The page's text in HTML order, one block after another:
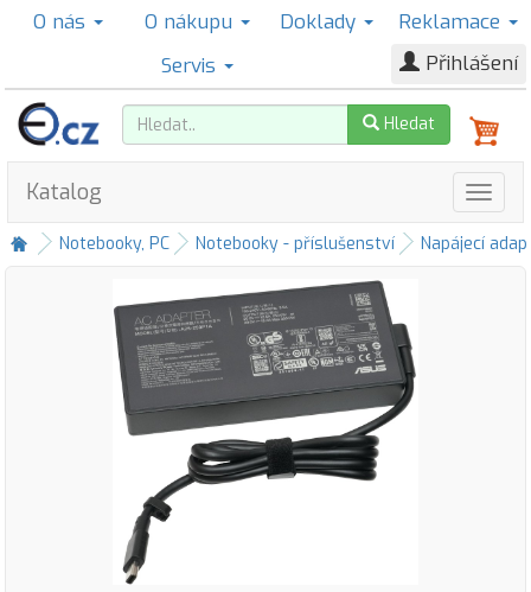
O nás O nákupu Doklady
Reklamace
Servis
Přihlášení
Hledat
Katalog
Notebooky, PC Notebooky - příslušenství Napájecí